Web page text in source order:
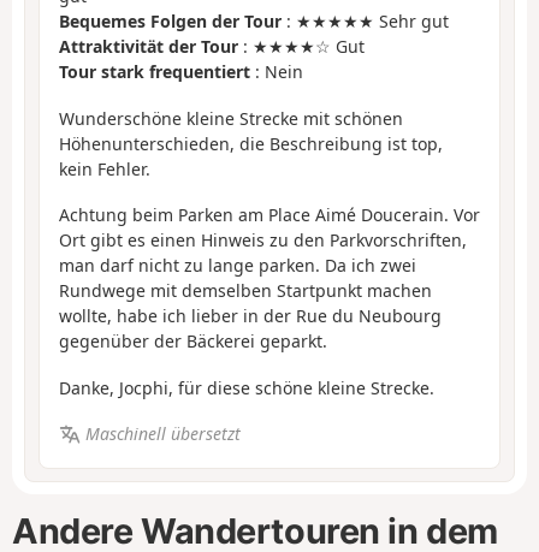
Bequemes Folgen der Tour : ★★★★★ Sehr gut
Attraktivität der Tour : ★★★★☆ Gut
Tour stark frequentiert : Nein
Wunderschöne kleine Strecke mit schönen
Höhenunterschieden, die Beschreibung ist top,
kein Fehler.
Achtung beim Parken am Place Aimé Doucerain. Vor
Ort gibt es einen Hinweis zu den Parkvorschriften,
man darf nicht zu lange parken. Da ich zwei
Rundwege mit demselben Startpunkt machen
wollte, habe ich lieber in der Rue du Neubourg
gegenüber der Bäckerei geparkt.
Danke, Jocphi, für diese schöne kleine Strecke.
Maschinell übersetzt
Andere Wandertouren in dem